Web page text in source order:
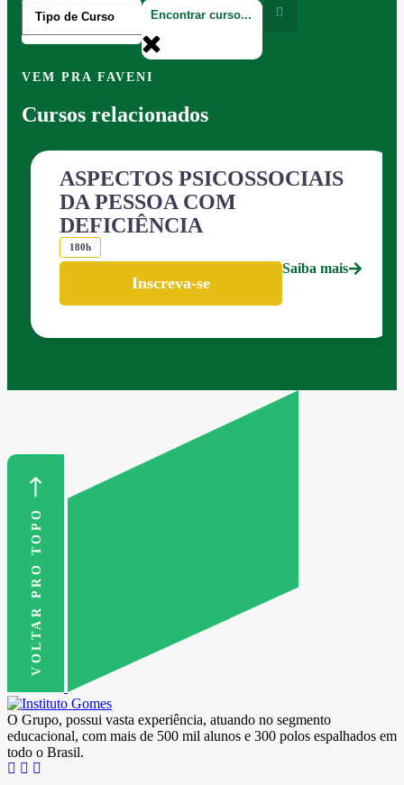
VEM PRA FAVENI
Cursos relacionados
ASPECTOS PSICOSSOCIAIS
DA PESSOA COM
DEFICIÊNCIA
180h
Inscreva-se
Saiba mais
VOLTAR PRO TOPO
O Grupo, possui vasta experiência, atuando no segmento
educacional, com mais de 500 mil alunos e 300 polos espalhados em
todo o Brasil.